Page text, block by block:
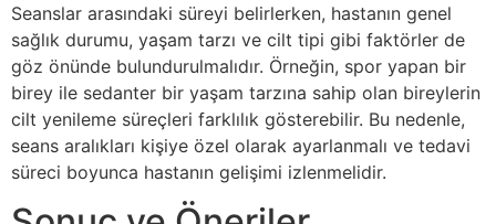
Seanslar arasındaki süreyi belirlerken, hastanın genel
sağlık durumu, yaşam tarzı ve cilt tipi gibi faktörler de
göz önünde bulundurulmalıdır. Örneğin, spor yapan bir
birey ile sedanter bir yaşam tarzına sahip olan bireylerin
cilt yenileme süreçleri farklılık gösterebilir. Bu nedenle,
seans aralıkları kişiye özel olarak ayarlanmalı ve tedavi
süreci boyunca hastanın gelişimi izlenmelidir.